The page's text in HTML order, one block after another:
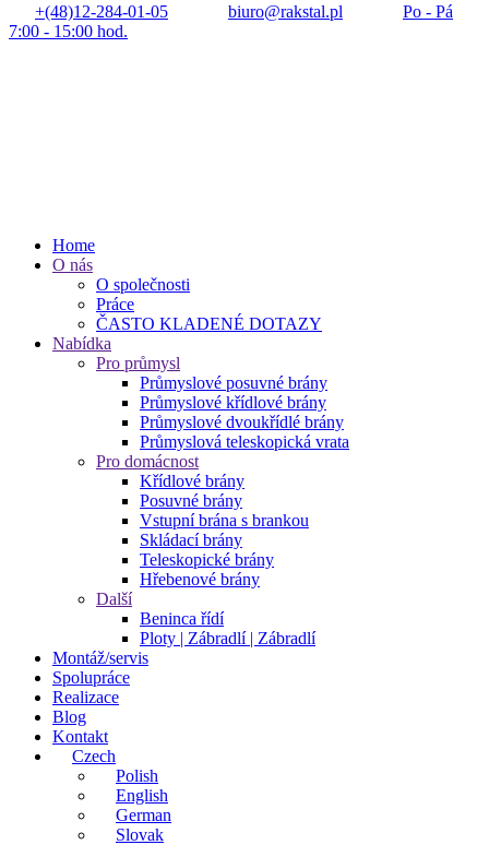
+(48)12-284-01-05
biuro@rakstal.pl
Po - Pá
7:00 - 15:00 hod.
Home
O nás
O společnosti
Práce
ČASTO KLADENÉ DOTAZY
Nabídka
Pro průmysl
Průmyslové posuvné brány
Průmyslové křídlové brány
Průmyslové dvoukřídlé brány
Průmyslová teleskopická vrata
Pro domácnost
Křídlové brány
Posuvné brány
Vstupní brána s brankou
Skládací brány
Teleskopické brány
Hřebenové brány
Další
Beninca řídí
Ploty | Zábradlí | Zábradlí
Montáž/servis
Spolupráce
Realizace
Blog
Kontakt
Czech
Polish
English
German
Slovak